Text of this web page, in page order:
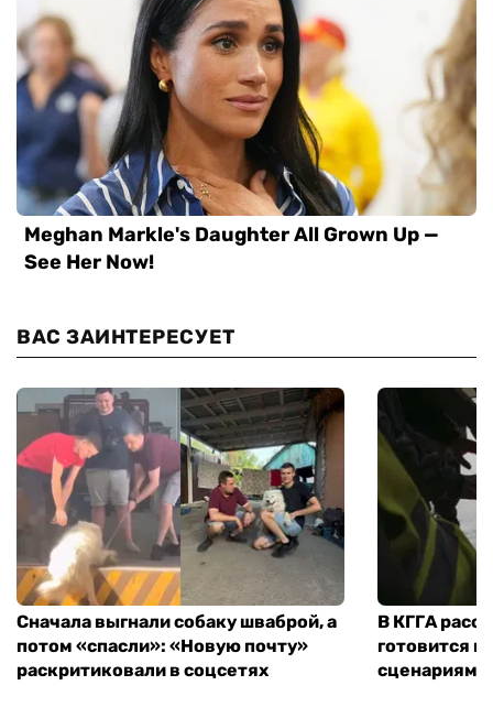
ВАС ЗАИНТЕРЕСУЕТ
Сначала выгнали собаку шваброй, а
потом «спасли»: «Новую почту»
раскритиковали в соцсетях
В КГГА
готовится
сценариям